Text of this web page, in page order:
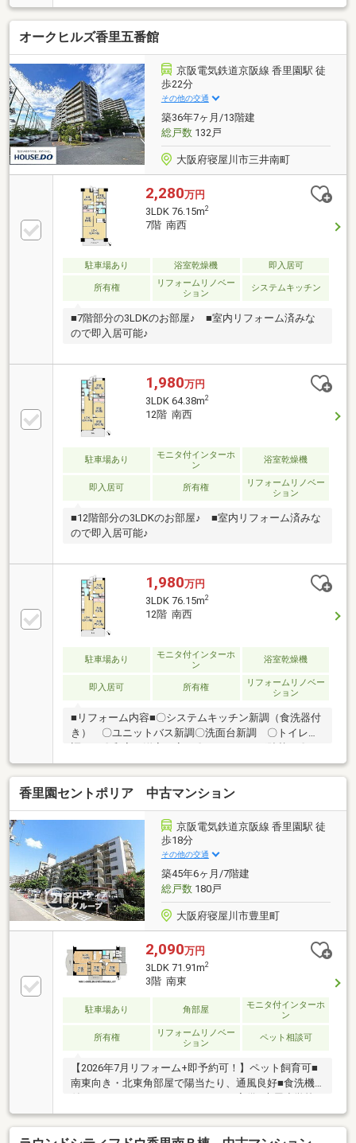
で室内すっきりと片付きます
オークヒルズ香里五番館
京阪電気鉄道京阪線 香里園駅 徒
歩22分
その他の交通
築36年7ヶ月/13階建
総戸数132戸
大阪府寝屋川市三井南町
2,280万円
3LDK 76.15m2
7階 南西
駐車場あり 浴室乾燥機 即入居可
所有権
リフォームリノベー
ション
システムキッチン
■7階部分の3LDKのお部屋♪ ■室内リフォーム済みな
ので即入居可能♪
1,980万円
3LDK 64.38m2
12階 南西
駐車場あり
モニタ付インターホ
ン
浴室乾燥機
即入居可 所有権
リフォームリノベー
ション
■12階部分の3LDKのお部屋♪ ■室内リフォーム済みな
ので即入居可能♪
1,980万円
3LDK 76.15m2
12階 南西
駐車場あり
モニタ付インターホ
ン
浴室乾燥機
即入居可 所有権
リフォームリノベー
ション
■リフォーム内容■〇システムキッチン新調（食洗器付
き） 〇ユニットバス新調〇洗面台新調 〇トイレ新
ロス張替え 〇玄関フロアタイル〇照明新設 〇ガス
給湯器新設■周辺環境施設■【スーパー】 マルシゲ香
里店：徒歩5分【コンビニ】 ファミリーマート寝屋
川三井南店：徒歩5分【コンビニ】 ミニストップ寝
屋川三井南町店：徒歩7分【コンビニ】 セブンイレ
ブン寝屋川成田町店：徒歩8分【ドラッグストア】
ドラッグアカカベ成田西町店：徒歩7分【中学校】
寝屋川市立第六中学校：徒歩9分【小学校】 寝屋川
市立国松緑丘小学校：徒歩10分
香里園セントポリア 中古マンション
京阪電気鉄道京阪線 香里園駅 徒
歩18分
その他の交通
築45年6ヶ月/7階建
総戸数180戸
大阪府寝屋川市豊里町
2,090万円
3LDK 71.91m2
3階 南東
駐車場あり 角部屋
モニタ付インターホ
ン
所有権
リフォームリノベー
ション
ペット相談可
【2026年7月リフォーム+即予約可！】ペット飼育可■
南東向き・北東角部屋で陽当たり、通風良好■食洗機
まで徒歩約8分でお子様の通学も安心です